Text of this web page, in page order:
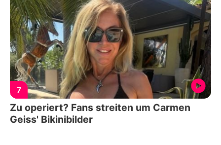
7
Zu operiert? Fans streiten um Carmen
Geiss' Bikinibilder